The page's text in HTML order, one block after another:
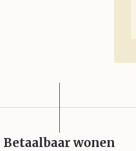
Betaalbaar wonen